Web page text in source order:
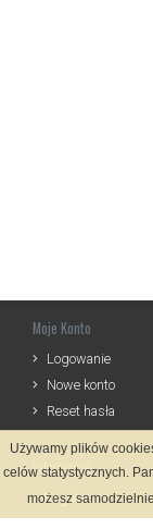
Moje Konto
Logowanie
Nowe konto
Reset hasła
Informacje
Regulamin
Używamy plików
celów statystycznych.
możesz